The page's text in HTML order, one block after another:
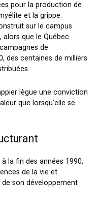
pour la production de
et la grippe.
sur le campus
alors que le Québec
de
des centaines de milliers
lègue une conviction
que lorsqu’elle se
la fin des années 1990,
de la vie et
son développement